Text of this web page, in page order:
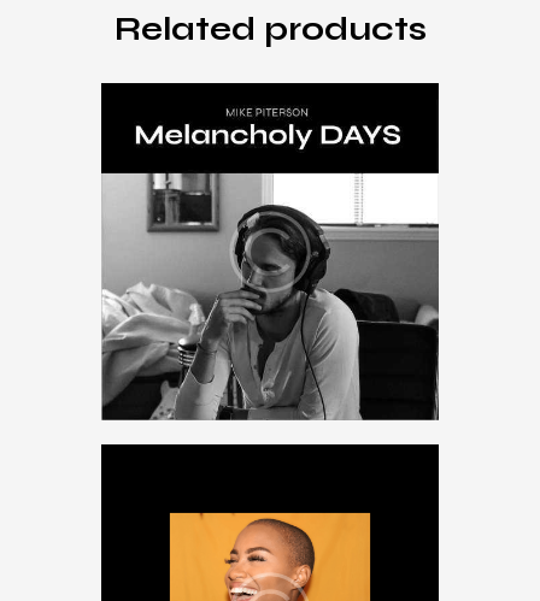
Related products
Music,Songs vinyl
Melancholy Days
49
Festival ,Music,vinyl